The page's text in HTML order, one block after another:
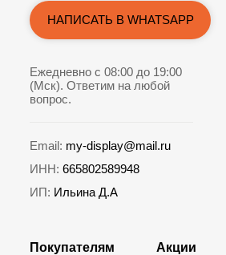
Покупателям
Акции
НАПИСАТЬ В WHATSAPP
Ежедневно с 08:00 до 19:00
(Мск). Ответим на любой
вопрос.
Email: my-display@mail.ru
ИНН: 665802589948
ИП: Ильина Д.А